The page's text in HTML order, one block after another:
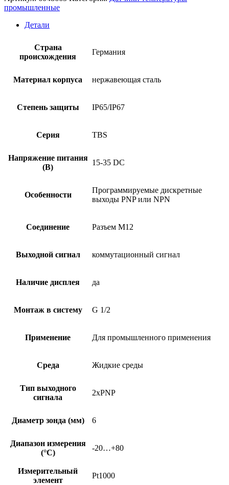
промышленные
Детали
Страна
происхождения
Германия
Материал корпуса нержавеющая сталь
Степень защиты IP65/IP67
Серия TBS
Напряжение питания
(В)
15-35 DC
Особенности
Программируемые дискретные
выходы PNP или NPN
Соединение Разъем M12
Выходной сигнал коммутационный сигнал
Наличие дисплея да
Монтаж в систему G 1/2
Применение Для промышленного применения
Среда Жидкие среды
Тип выходного
сигнала
2xPNP
Диаметр зонда (мм) 6
Диапазон измерения
(°C)
-20…+80
Измерительный
элемент
Pt1000